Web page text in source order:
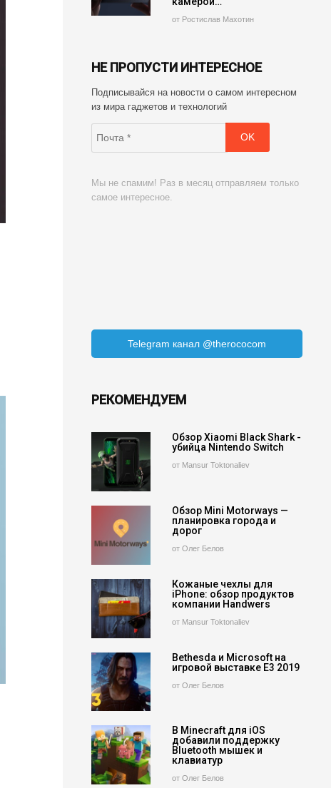
от Ростислав Махотин
НЕ ПРОПУСТИ ИНТЕРЕСНОЕ
Подписывайся на новости о самом интересном
из мира гаджетов и технологий
Мы не спамим! Раз в месяц отправляем только
самое интересное.
Telegram канал @therococom
РЕКОМЕНДУЕМ
Обзор Xiaomi Black Shark -
убийца Nintendo Switch
от Mansur Toktonaliev
Обзор Mini Motorways —
планировка города и
дорог
от Олег Белов
Кожаные чехлы для
iPhone: обзор продуктов
компании Handwers
от Mansur Toktonaliev
Bethesda и Microsoft на
игровой выставке E3 2019
от Олег Белов
В Minecraft для iOS
добавили поддержку
Bluetooth мышек и
клавиатур
от Олег Белов